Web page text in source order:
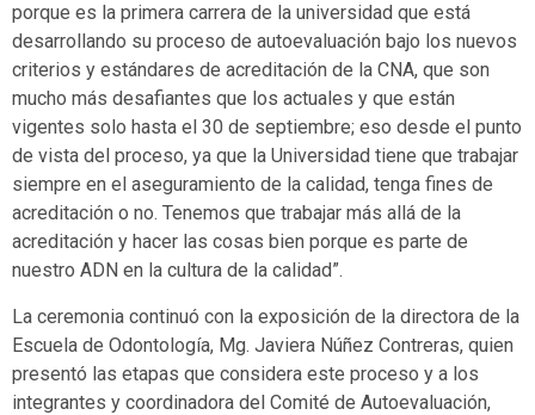
porque es la primera carrera de la universidad que está
desarrollando su proceso de autoevaluación bajo los nuevos
criterios y estándares de acreditación de la CNA, que son
mucho más desafiantes que los actuales y que están
vigentes solo hasta el 30 de septiembre; eso desde el punto
de vista del proceso, ya que la Universidad tiene que trabajar
siempre en el aseguramiento de la calidad, tenga fines de
acreditación o no. Tenemos que trabajar más allá de la
acreditación y hacer las cosas bien porque es parte de
nuestro ADN en la cultura de la calidad”.
La ceremonia continuó con la exposición de la directora de la
Escuela de Odontología, Mg. Javiera Núñez Contreras, quien
presentó las etapas que considera este proceso y a los
integrantes y coordinadora del Comité de Autoevaluación,